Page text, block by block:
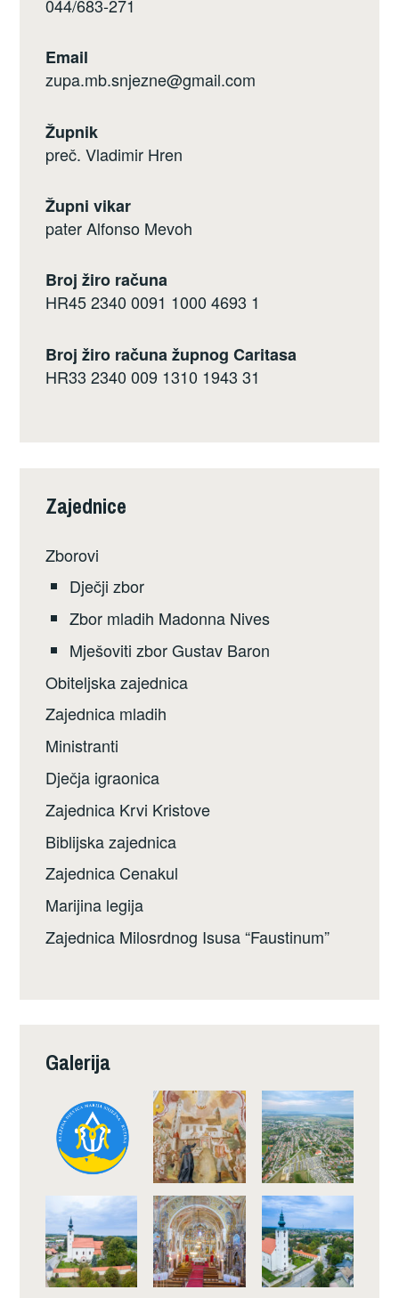
044/683-271
Email
zupa.mb.snjezne@gmail.com
Župnik
preč. Vladimir Hren
Župni vikar
pater Alfonso Mevoh
Broj žiro računa
HR45 2340 0091 1000 4693 1
Broj žiro računa župnog Caritasa
HR33 2340 009 1310 1943 31
Zajednice
Zborovi
Dječji zbor
Zbor mladih Madonna Nives
Mješoviti zbor Gustav Baron
Obiteljska zajednica
Zajednica mladih
Ministranti
Dječja igraonica
Zajednica Krvi Kristove
Biblijska zajednica
Zajednica Cenakul
Marijina legija
Zajednica Milosrdnog Isusa “Faustinum”
Galerija